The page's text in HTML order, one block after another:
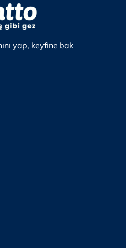
yap, keyfine bak